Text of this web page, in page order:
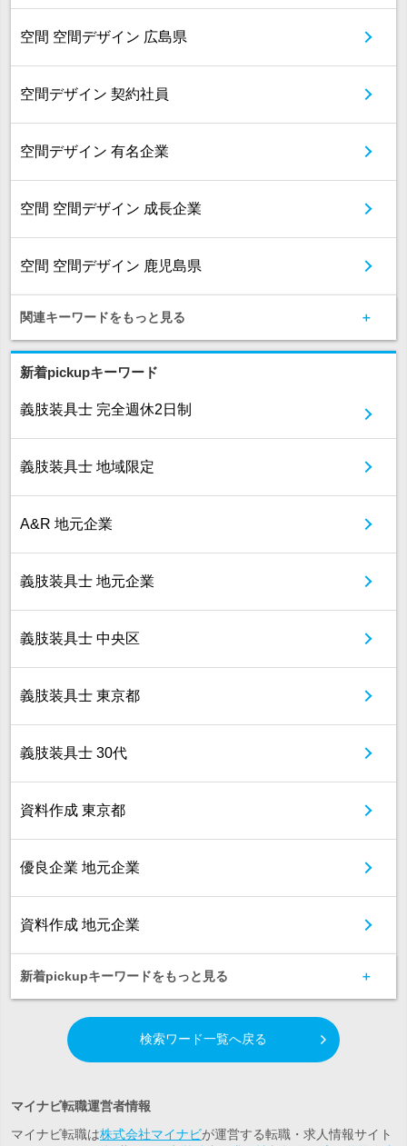
空間 空間デザイン 広島県
空間デザイン 契約社員
空間デザイン 有名企業
空間 空間デザイン 成長企業
空間 空間デザイン 鹿児島県
関連キーワードをもっと見る
新着pickupキーワード
義肢装具士 完全週休2日制
義肢装具士 地域限定
A&R 地元企業
義肢装具士 地元企業
義肢装具士 中央区
義肢装具士 東京都
義肢装具士 30代
資料作成 東京都
優良企業 地元企業
資料作成 地元企業
新着pickupキーワードをもっと見る
検索ワード一覧へ戻る
マイナビ転職運営者情報
マイナビ転職は株式会社マイナビが運営する転職・求人情報サイト